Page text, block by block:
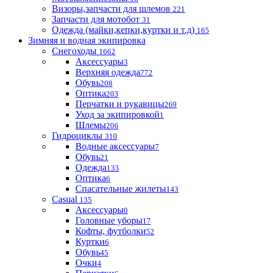
Визоры,запчасти для шлемов 221
Запчасти для мотобот 31
Одежда (майки,кепки,куртки и т.д) 165
Зимняя и водная экипировка
Снегоходы 1662
Аксессуары3
Верхняя одежда772
Обувь208
Оптика203
Перчатки и рукавицы269
Уход за экипировкой1
Шлемы206
Гидроциклы 310
Водные аксессуары7
Обувь21
Одежда133
Оптика6
Спасательные жилеты143
Casual 135
Аксессуары0
Головные уборы17
Кофты, футболки52
Куртки6
Обувь45
Очки4